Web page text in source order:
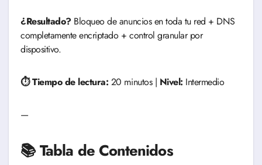
¿Resultado?Bloqueo de anuncios en toda tu red + DNS
completamente encriptado + control granular por
dispositivo.
⏱️ Tiempo de lectura: 20 minutos | Nivel: Intermedio
—
📚 Tabla de Contenidos